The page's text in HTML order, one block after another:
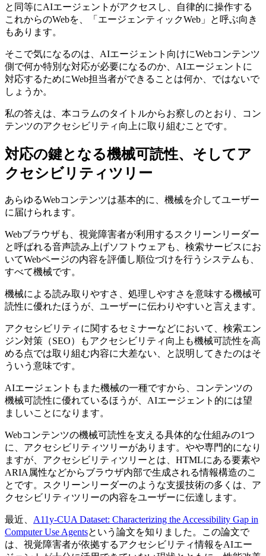
と同等にAIエージェントがアクセスし、自律的に操作する
これからのWebを、「エージェンティックWeb」と呼ぶ向き
もあります。
そこで気になるのは、AIエージェント向けにWebコンテンツ
側で何か特別な対応が必要になるのか、AIエージェントに
対応するためにWeb担当者ができることは何か、ではないで
しょうか。
私の答えは、本コラムのタイトルからお察しのとおり、コン
テンツのアクセシビリティ向上に取り組むことです。
対応の鍵となる機械可読性、そしてア
クセシビリティツリー
あらゆるWebコンテンツは基本的に、機械を介してユーザー
に届けられます。
Webブラウザも、視覚障害者が利用するスクリーンリーダー
と呼ばれる音声読み上げソフトウェアも、検索サービスにお
いてWebページの内容を評価し順位づけを行うシステムも、
すべて機械です。
機械による読み取りやすさ、処理しやすさを意味する機械可
読性に優れたほうが、ユーザーに伝わりやすいと言えます。
アクセシビリティに関するセミナーなどにおいて、検索エン
ジン対策（SEO）もアクセシビリティ向上も機械可読性を高
める点では取り組む内容に大差ない、と説明してきたのはそ
ういう意味です。
AIエージェントもまた機械の一種ですから、コンテンツの
機械可読性に優れているほうが、AIエージェント的には望
ましいことになります。
Webコンテンツの機械可読性を支える具体的な仕組みの1つ
に、アクセシビリティツリーがあります。やや専門的になり
ますが、アクセシビリティツリーとは、HTMLにある要素や
ARIA属性などからブラウザ内部で生成される情報構造のこ
とです。スクリーンリーダーのような支援技術の多くは、ア
クセシビリティツリーの内容をユーザーに伝達します。
最近、 A11y-CUA Dataset: Characterizing the Accessibility Gap in
Computer Use Agentsという論文を知りました。この論文で
は、視覚障害者が依拠するアクセシビリティ情報をAIエー